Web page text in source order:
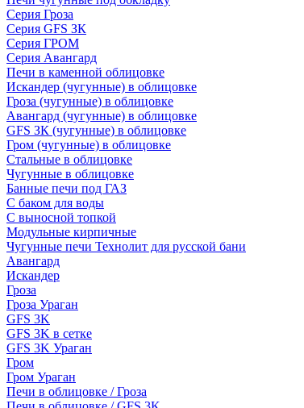
Серия Гроза
Серия GFS ЗК
Серия ГРОМ
Серия Авангард
Печи в каменной облицовке
Искандер (чугунные) в облицовке
Гроза (чугунные) в облицовке
Авангард (чугунные) в облицовке
GFS ЗК (чугунные) в облицовке
Гром (чугунные) в облицовке
Стальные в облицовке
Чугунные в облицовке
Банные печи под ГАЗ
С баком для воды
С выносной топкой
Модульные кирпичные
Чугунные печи Технолит для русской бани
Авангард
Искандер
Гроза
Гроза Ураган
GFS 3K
GFS 3K в сетке
GFS 3K Ураган
Гром
Гром Ураган
Печи в облицовке / Гроза